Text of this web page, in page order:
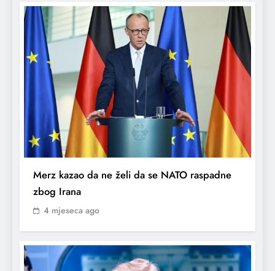
Merz kazao da ne želi da se NATO raspadne
zbog Irana
4 mjeseca ago